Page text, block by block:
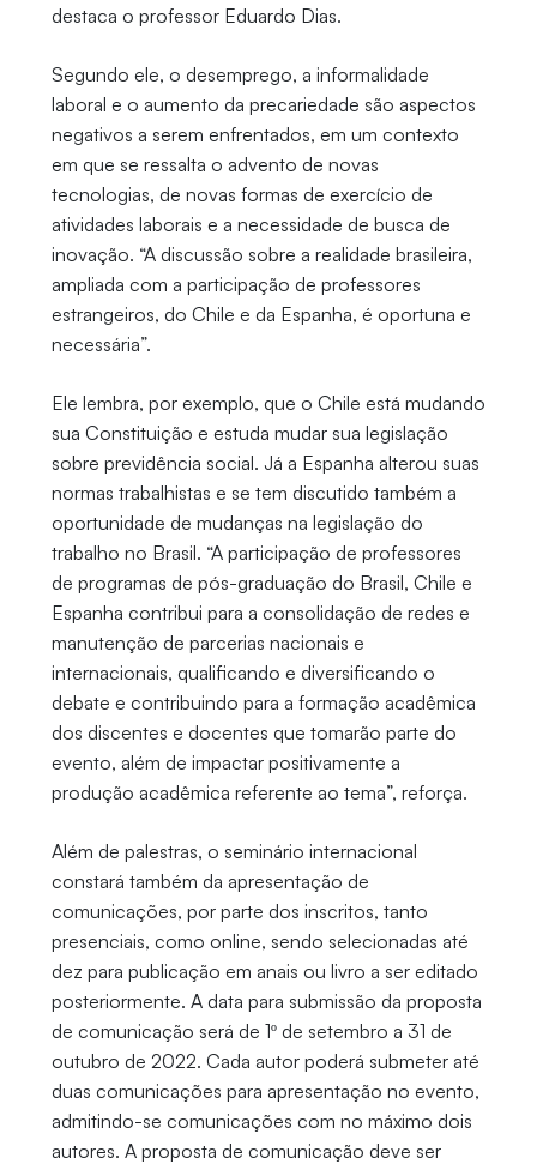
destaca o professor Eduardo Dias.
Segundo ele, o desemprego, a informalidade
laboral e o aumento da precariedade são aspectos
negativos a serem enfrentados, em um contexto
em que se ressalta o advento de novas
tecnologias, de novas formas de exercício de
atividades laborais e a necessidade de busca de
inovação. “A discussão sobre a realidade brasileira,
ampliada com a participação de professores
estrangeiros, do Chile e da Espanha, é oportuna e
necessária”.
Ele lembra, por exemplo, que o Chile está mudando
sua Constituição e estuda mudar sua legislação
sobre previdência social. Já a Espanha alterou suas
normas trabalhistas e se tem discutido também a
oportunidade de mudanças na legislação do
trabalho no Brasil. “A participação de professores
de programas de pós-graduação do Brasil, Chile e
Espanha contribui para a consolidação de redes e
manutenção de parcerias nacionais e
internacionais, qualificando e diversificando o
debate e contribuindo para a formação acadêmica
dos discentes e docentes que tomarão parte do
evento, além de impactar positivamente a
produção acadêmica referente ao tema”, reforça.
Além de palestras, o seminário internacional
constará também da apresentação de
comunicações, por parte dos inscritos, tanto
presenciais, como online, sendo selecionadas até
dez para publicação em anais ou livro a ser editado
posteriormente. A data para submissão da proposta
de comunicação será de 1º de setembro a 31 de
outubro de 2022. Cada autor poderá submeter até
duas comunicações para apresentação no evento,
admitindo-se comunicações com no máximo dois
autores. A proposta de comunicação deve ser